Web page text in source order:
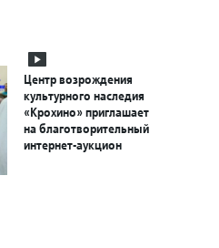
Центр возрождения
культурного наследия
«Крохино» приглашает
на благотворительный
интернет-аукцион